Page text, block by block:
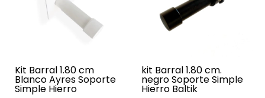
Kit Barral 1.80 cm
Blanco Ayres Soporte
Simple Hierro
kit Barral 1.80 cm.
negro Soporte Simple
Hierro Baltik